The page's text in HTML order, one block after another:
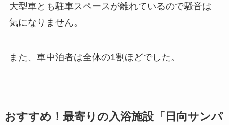
大型車とも駐車スペースが離れているので騒音は
気になりません。
また、車中泊者は全体の1割ほどでした。
おすすめ！最寄りの入浴施設「日向サンパ